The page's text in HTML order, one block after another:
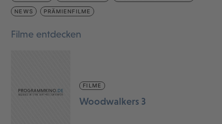
NEWS PRÄMIENFILME
Filme entdecken
FILME
Woodwalkers 3